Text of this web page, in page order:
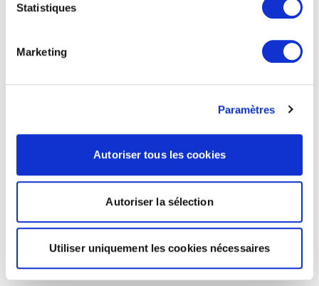
Statistiques
Marketing
Paramètres
Autoriser tous les cookies
Autoriser la sélection
Utiliser uniquement les cookies nécessaires